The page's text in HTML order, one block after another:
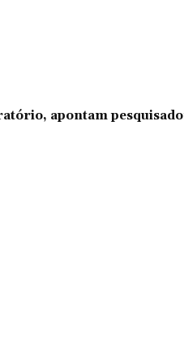
apontam